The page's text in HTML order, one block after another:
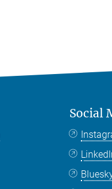
Social